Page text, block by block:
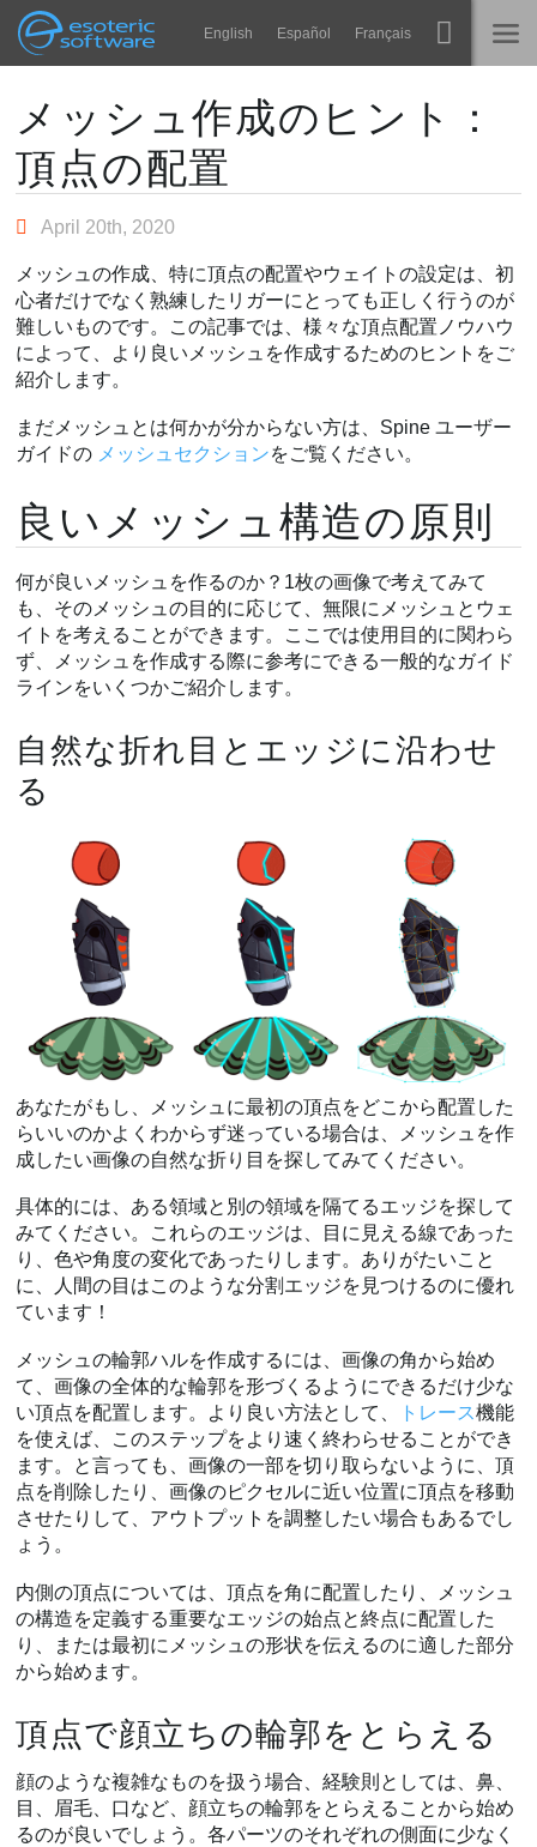
Esoteric Software
Navigation English Español Français
ホーム
ブログ
お問い合わせ
Spine
学ぶ
よくある質問
購入
Main Content
メッシュ作成のヒント：
頂点の配置
April 20th, 2020
メッシュの作成、特に頂点の配置やウェイトの設定は、初
心者だけでなく熟練したリガーにとっても正しく行うのが
難しいものです。この記事では、様々な頂点配置ノウハウ
によって、より良いメッシュを作成するためのヒントをご
紹介します。
まだメッシュとは何かが分からない方は、Spine ユーザー
ガイドの メッシュセクションをご覧ください。
良いメッシュ構造の原則
何が良いメッシュを作るのか？1枚の画像で考えてみて
も、そのメッシュの目的に応じて、無限にメッシュとウェ
イトを考えることができます。ここでは使用目的に関わら
ず、メッシュを作成する際に参考にできる一般的なガイド
ラインをいくつかご紹介します。
自然な折れ目とエッジに沿わせ
る
あなたがもし、メッシュに最初の頂点をどこから配置した
らいいのかよくわからず迷っている場合は、メッシュを作
成したい画像の自然な折り目を探してみてください。
具体的には、ある領域と別の領域を隔てるエッジを探して
みてください。これらのエッジは、目に見える線であった
り、色や角度の変化であったりします。ありがたいこと
に、人間の目はこのような分割エッジを見つけるのに優れ
ています！
メッシュの輪郭ハルを作成するには、画像の角から始め
て、画像の全体的な輪郭を形づくるようにできるだけ少な
い頂点を配置します。より良い方法として、
トレース機能
を使えば、このステップをより速く終わらせることができ
ます。と言っても、画像の一部を切り取らないように、頂
点を削除したり、画像のピクセルに近い位置に頂点を移動
させたりして、アウトプットを調整したい場合もあるでし
ょう。
内側の頂点については、頂点を角に配置したり、メッシュ
の構造を定義する重要なエッジの始点と終点に配置した
り、または最初にメッシュの形状を伝えるのに適した部分
から始めます。
頂点で顔立ちの輪郭をとらえる
顔のような複雑なものを扱う場合、経験則としては、鼻、
目、眉毛、口など、顔立ちの輪郭をとらえることから始め
るのが良いでしょう。各パーツのそれぞれの側面に少なく